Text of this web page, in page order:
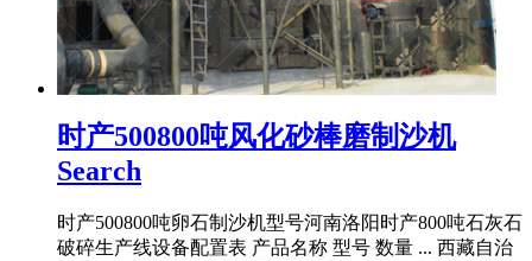
时产500800吨风化砂棒磨制沙机
Search
时产500800吨卵石制沙机型号河南洛阳时产800吨石灰石
破碎生产线设备配置表 产品名称 型号 数量 ... 西藏自治